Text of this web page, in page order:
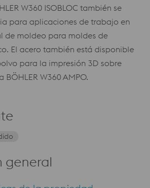
W360 ISOBLOC también se
para aplicaciones de trabajo en
de moldeo para moldes de
El acero también está disponible
para la impresión 3D sobre
W360 AMPO.
general